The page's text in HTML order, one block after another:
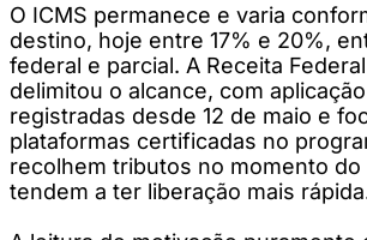
O ICMS permanece e varia
destino, hoje entre 17% e 20%,
federal e parcial. A Receita
delimitou o alcance, com
registradas desde 12 de maio e
plataformas certificadas no
recolhem tributos no momento do
tendem a ter liberação mais